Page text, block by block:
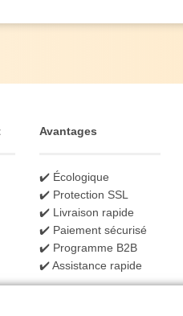
Avantages
✔️ Écologique
✔️ Protection SSL
✔️ Livraison rapide
✔️ Paiement sécurisé
✔️ Programme B2B
✔️ Assistance rapide